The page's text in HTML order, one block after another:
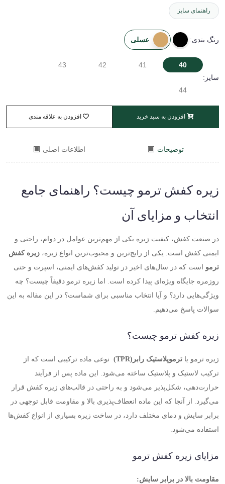
راهنمای سایز
رنگ بندی: عسلی
سایز:
40
41
42
43
44
افزودن به سبد خرید افزودن به علاقه مندی
توضیحات اطلاعات اصلی
زیره کفش ترمو چیست؟ راهنمای جامع
انتخاب و مزایای آن
در صنعت کفش، کیفیت زیره یکی از مهم‌ترین عوامل در دوام، راحتی و
ایمنی کفش است. یکی از رایج‌ترین و محبوب‌ترین انواع زیره، زیره کفش
ترمو است که در سال‌های اخیر در تولید کفش‌های ایمنی، اسپرت و حتی
روزمره جایگاه ویژه‌ای پیدا کرده است. اما زیره ترمو دقیقاً چیست؟ چه
ویژگی‌هایی دارد؟ و آیا انتخاب مناسبی برای شماست؟ در این مقاله به این
سوالات پاسخ می‌دهیم.
زیره کفش ترمو چیست؟
زیره ترمو یا ترموپلاستیک رابر (TPR) نوعی ماده ترکیبی است که از
ترکیب لاستیک و پلاستیک ساخته می‌شود. این ماده پس از فرآیند
حرارت‌دهی، شکل‌پذیر می‌شود و به راحتی در قالب‌های زیره کفش قرار
می‌گیرد. از آنجا که این ماده انعطاف‌پذیری بالا و مقاومت قابل توجهی در
برابر سایش و دمای مختلف دارد، در ساخت زیره بسیاری از انواع کفش‌ها
استفاده می‌شود.
مزایای زیره کفش ترمو
مقاومت بالا در برابر سایش: